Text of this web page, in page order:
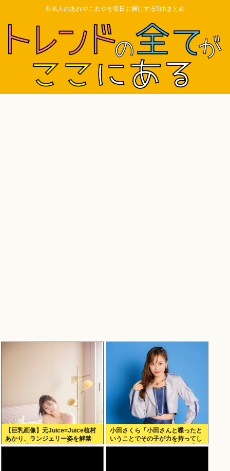
有名人のあれやこれやを毎日お届けする5chまとめ
【巨乳画像】元Juice=Juice植村
あかり、ランジェリー姿を解禁
www卒業後初フォトブックで
小田さくら「小田さんと喋ったと
いうことでその子が力を持ってし
まわないように、研修生とは喋ら